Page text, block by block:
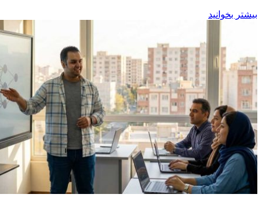
بیشتر بخوانید